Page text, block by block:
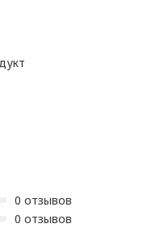
0 отзывов
0 отзывов